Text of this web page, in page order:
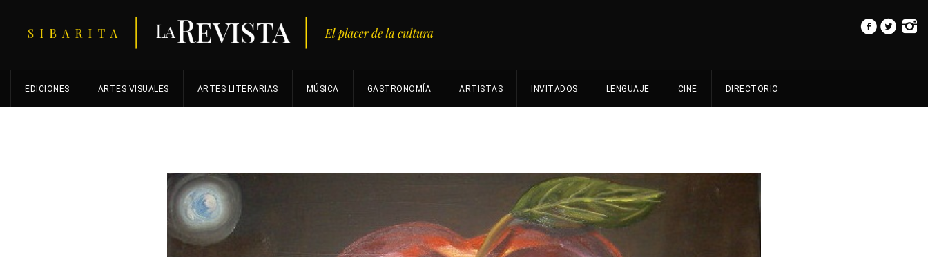
EDICIONES ARTES VISUALES ARTES LITERARIAS MÚSICA GASTRONOMÍA ARTISTAS INVITADOS LENGUAJE CINE DIRECTORIO